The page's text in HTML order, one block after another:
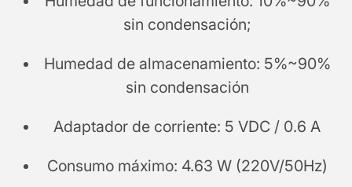
sin condensación;
Humedad de almacenamiento: 5%~90%
sin condensación
Adaptador de corriente: 5 VDC / 0.6 A
Consumo máximo: 4.63 W (220V/50Hz)